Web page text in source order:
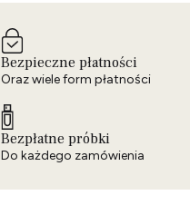
Bezpieczne płatności
Oraz wiele form płatności
Bezpłatne próbki
Do każdego zamówienia